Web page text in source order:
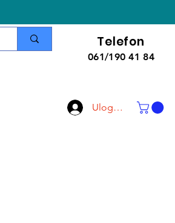
Telefon
061/190 41 84
Uloguj se